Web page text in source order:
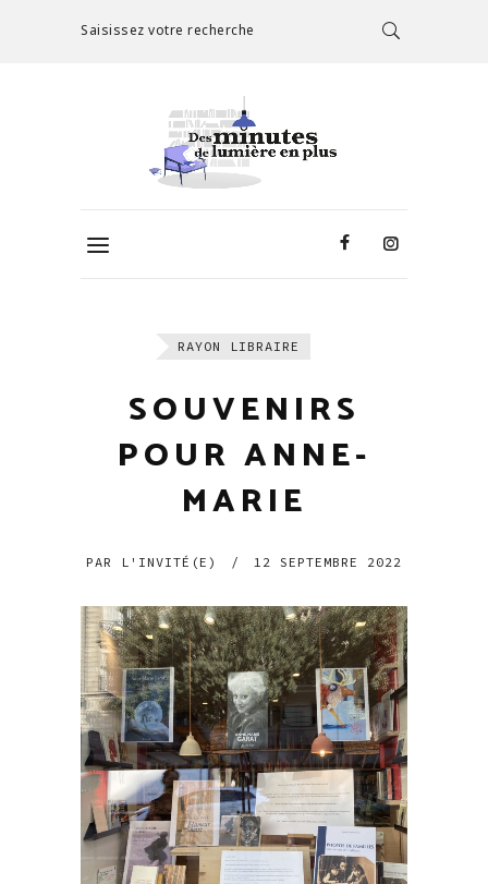
Saisissez votre recherche
RAYON LIBRAIRE
SOUVENIRS
POUR ANNE-
MARIE
PAR L'INVITÉ(E) / 12 SEPTEMBRE 2022